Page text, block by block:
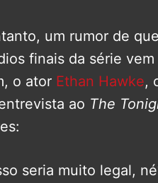
um rumor de
finais da série
o ator Ethan Hawke,
ao The
seria muito legal,